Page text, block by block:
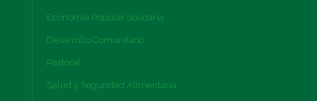
Economía Popular Solidaria
Desarrollo Comunitario
Pastoral
Salud y Seguridad Alimentaria